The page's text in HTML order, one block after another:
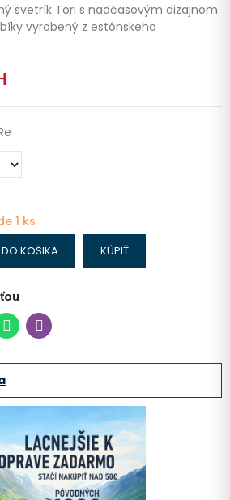
svetrík Tori s nadčasovým dizajnom
vyrobený z estónskeho
1 ks
KOŠIKA KÚPIŤ